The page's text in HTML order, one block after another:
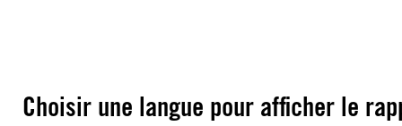
Choisir une langue pour afficher le